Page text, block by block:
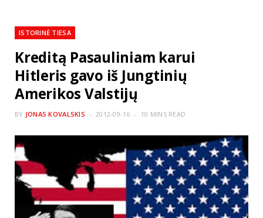
ISTORINĖ TIESA
Kreditą Pasauliniam karui
Hitleris gavo iš Jungtinių
Amerikos Valstijų
BY JONAS KOVALSKIS 2012-09-16 10 MINS READ